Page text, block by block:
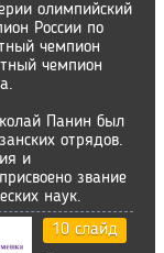
олимпийский
России по
чемпион
чемпион
Панин был
отрядов.
и
звание
наук.
10 слайд